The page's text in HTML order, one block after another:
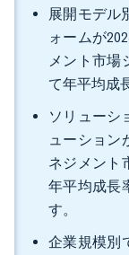
展開モデル
ォームが
メント市場
て年平均成
ソリューシ
ューション
ネジメント
年平均成長
す。
企業規模別